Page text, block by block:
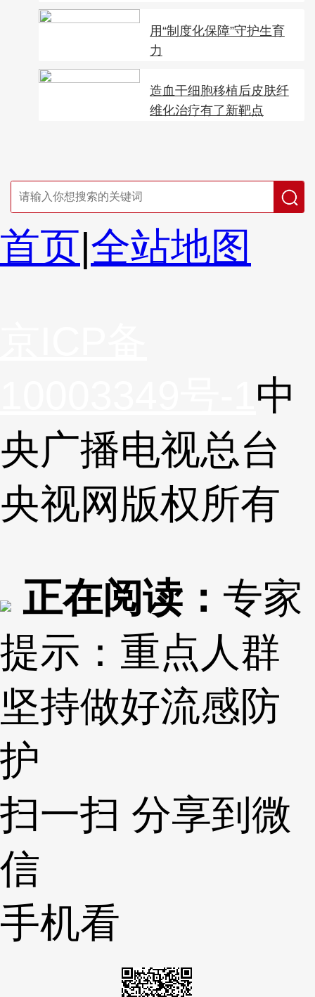
用“制度化保障”守护生育
力
造血干细胞移植后皮肤纤
维化治疗有了新靶点
首页|全站地图
中
央广播电视总台
央视网 版权所有
正在阅读： 专家
提示：重点人群
坚持做好流感防
护
扫一扫 分享到微
信
手机看